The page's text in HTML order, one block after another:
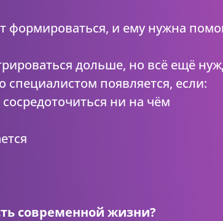
формироваться, и ему нужна
дольше, но всё ещё
специалистом появляется, если:
ни на чём
современной жизни?